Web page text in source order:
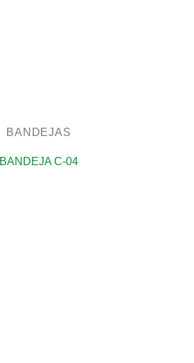
BANDEJAS
BANDEJA C-04